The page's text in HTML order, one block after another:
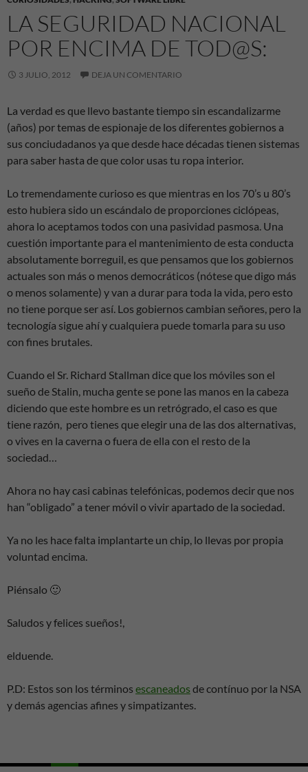
LA SEGURIDAD NACIONAL
POR ENCIMA DE TOD@S:
3 JULIO, 2012 DEJA UN COMENTARIO
La verdad es que llevo bastante tiempo sin escandalizarme
(años) por temas de espionaje de los diferentes gobiernos a
sus conciudadanos ya que desde hace décadas tienen sistemas
para saber hasta de que color usas tu ropa interior.
Lo tremendamente curioso es que mientras en los 70’s u 80’s
esto hubiera sido un escándalo de proporciones ciclópeas,
ahora lo aceptamos todos con una pasividad pasmosa. Una
cuestión importante para el mantenimiento de esta conducta
absolutamente borreguil, es que pensamos que los gobiernos
actuales son más o menos democráticos (nótese que digo más
o menos solamente) y van a durar para toda la vida, pero esto
no tiene porque ser así. Los gobiernos cambian señores, pero la
tecnología sigue ahí y cualquiera puede tomarla para su uso
con fines brutales.
Cuando el Sr. Richard Stallman dice que los móviles son el
sueño de Stalin, mucha gente se pone las manos en la cabeza
diciendo que este hombre es un retrógrado, el caso es que
tiene razón, pero tienes que elegir una de las dos alternativas,
o vives en la caverna o fuera de ella con el resto de la
sociedad…
Ahora no hay casi cabinas telefónicas, podemos decir que nos
han “obligado” a tener móvil o vivir apartado de la sociedad.
Ya no les hace falta implantarte un chip, lo llevas por propia
voluntad encima.
Piénsalo 🙂
Saludos y felices sueños!,
elduende.
P.D: Estos son los términos escaneados de contínuo por la NSA
y demás agencias afines y simpatizantes.